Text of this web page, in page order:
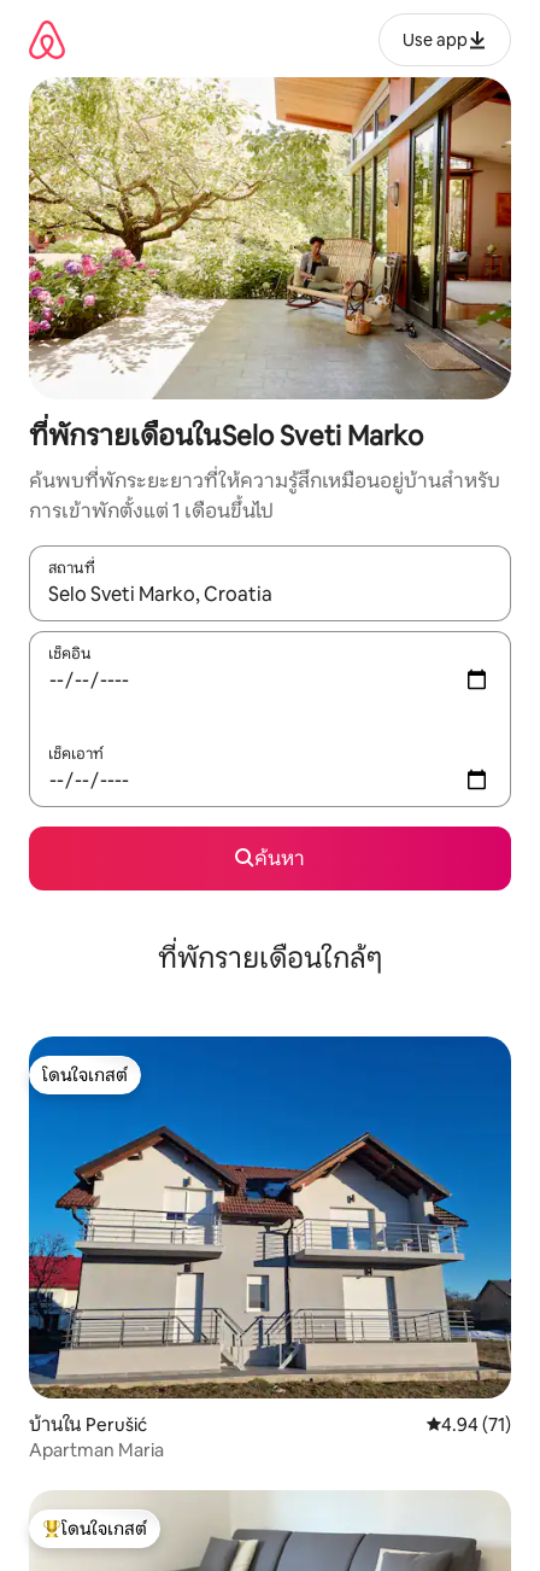
เนื้อหา
Use app
ที่พักรายเดือนในSelo Sveti Marko
ค้นพบที่พักระยะยาวที่ให้ความรู้สึกเหมือนอยู่บ้านสำหรับ
การเข้าพักตั้งแต่ 1 เดือนขึ้นไป
สถานที่
ใช้ลูกศรขึ้นลง หรือใช้การสัมผัสหรือปัด เพื่อสำรวจผลการค้นหา
เช็คอิน
เช็คเอาท์
ค้นหา
ที่พักรายเดือนใกล้ๆ
โดนใจเกสต์
โดนใจเกสต์
บ้านใน Perušić คะแนนเฉลี่ย
4.94 (71)
Apartman Maria
โดนใจเกสต์ที่สุด
โดนใจเกสต์